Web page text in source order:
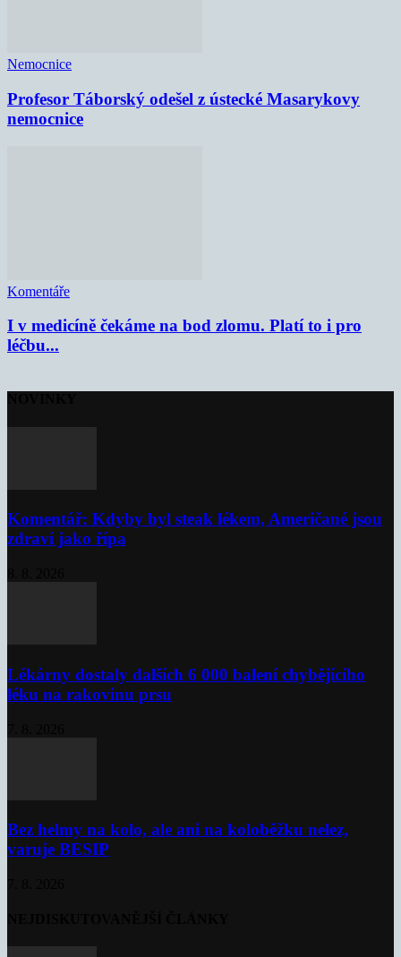
Nemocnice
Profesor Táborský odešel z ústecké Masarykovy
nemocnice
Komentáře
I v medicíně čekáme na bod zlomu. Platí to i pro
léčbu...
Komentář: Kdyby byl steak lékem, Američané jsou
zdraví jako řípa
Lékárny dostaly dalších 6 000 balení chybějícího
léku na rakovinu prsu
Bez helmy na kolo, ale ani na koloběžku nelez,
varuje BESIP